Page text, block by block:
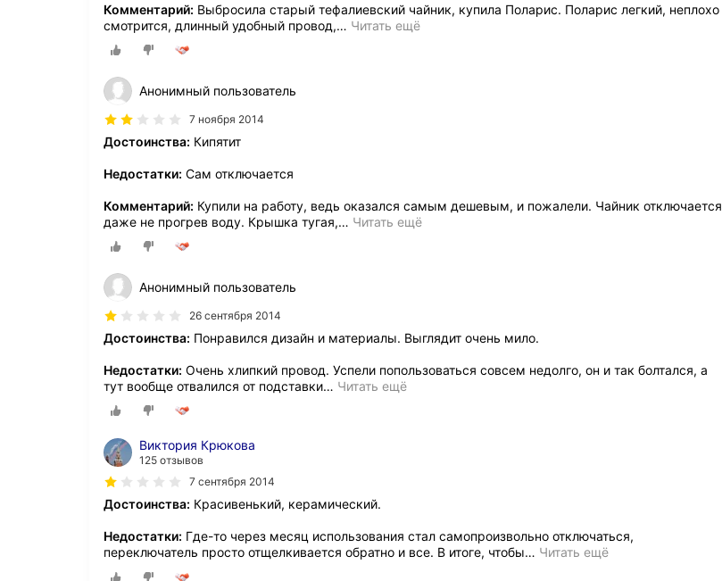
Комментарий: Выбросила старый тефалиевский чайник, купила Поларис. Поларис легкий, неплохо
смотрится, длинный удобный провод,… Читать ещё
Анонимный пользователь
7 ноября 2014
Достоинства: Кипятит
Недостатки: Сам отключается
Комментарий: Купили на работу, ведь оказался самым дешевым, и пожалели. Чайник отключается
даже не прогрев воду. Крышка тугая,… Читать ещё
Анонимный пользователь
26 сентября 2014
Достоинства: Понравился дизайн и материалы. Выглядит очень мило.
Недостатки: Очень хлипкий провод. Успели попользоваться совсем недолго, он и так болтался, а
тут вообще отвалился от подставки… Читать ещё
Виктория Крюкова
125 отзывов
7 сентября 2014
Достоинства: Красивенький, керамический.
Недостатки: Где-то через месяц использования стал самопроизвольно отключаться,
переключатель просто отщелкивается обратно и все. В итоге, чтобы… Читать ещё